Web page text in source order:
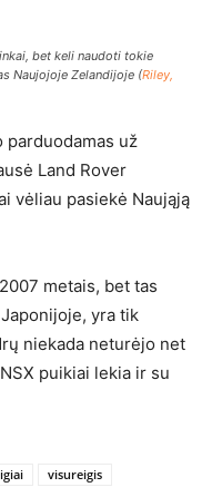
bet keli naudoti tokie
Naujojoje Zelandijoje (Riley,
parduodamas už
Land Rover
vėliau pasiekė Naująją
metais, bet tas
yra tik
niekada neturėjo net
puikiai lekia ir su
visureigis